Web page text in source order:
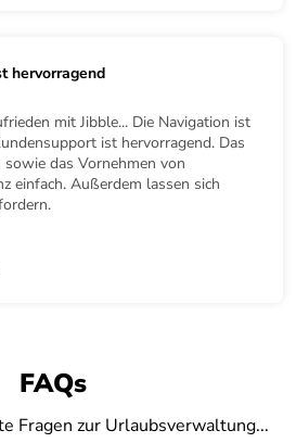
hervorragend
mit Jibble... Die Navigation ist
ist hervorragend. Das
das Vornehmen von
einfach. Außerdem lassen sich
FAQs
Fragen zur Urlaubsverwaltung...